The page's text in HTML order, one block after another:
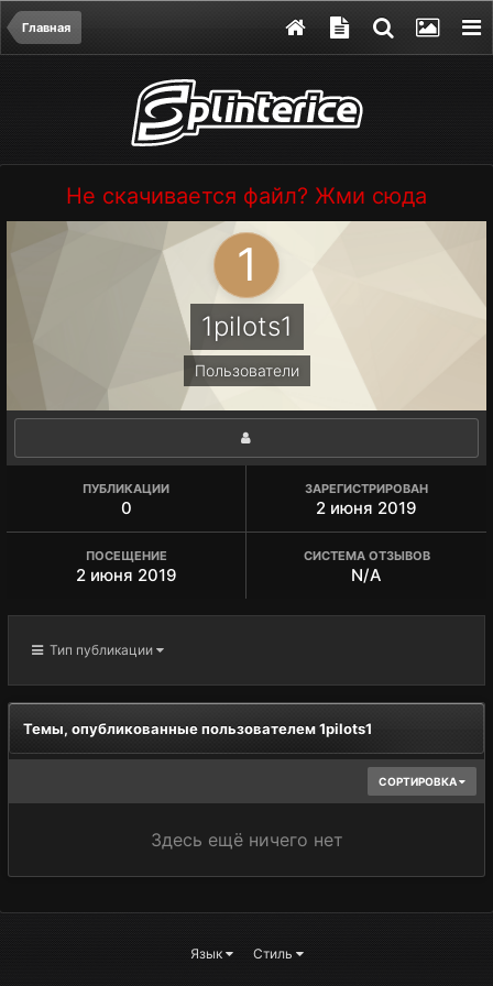
Главная
Не скачивается файл? Жми сюда
1pilots1
Пользователи
ПУБЛИКАЦИИ
0
ЗАРЕГИСТРИРОВАН
2 июня 2019
ПОСЕЩЕНИЕ
2 июня 2019
СИСТЕМА ОТЗЫВОВ
N/A
Тип публикации
Темы, опубликованные пользователем 1pilots1
СОРТИРОВКА
Здесь ещё ничего нет
Язык Стиль